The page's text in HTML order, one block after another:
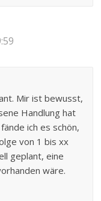
Mir ist bewusst,
Handlung hat
ich es schön,
von 1 bis xx
geplant, eine
wäre.